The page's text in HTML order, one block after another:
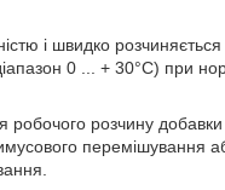
і швидко розчиняється
0 ... + 30°С) при
розчину добавки
перемішування